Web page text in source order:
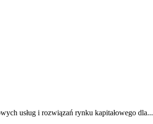
usług i rozwiązań rynku kapitałowego dla...